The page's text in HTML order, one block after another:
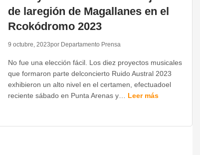
de laregión de Magallanes en el
Rcokódromo 2023
9 octubre, 2023por Departamento Prensa
No fue una elección fácil. Los diez proyectos musicales
que formaron parte delconcierto Ruido Austral 2023
exhibieron un alto nivel en el certamen, efectuadoel
reciente sábado en Punta Arenas y… Leer más